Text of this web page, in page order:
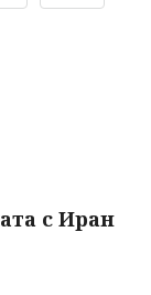
с Иран